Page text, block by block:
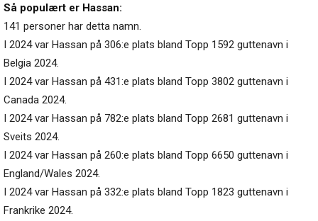
Så populært er Hassan:
141 personer har detta namn.
I 2024 var Hassan på 306:e plats bland Topp 1592 guttenavn i
Belgia 2024.
I 2024 var Hassan på 431:e plats bland Topp 3802 guttenavn i
Canada 2024.
I 2024 var Hassan på 782:e plats bland Topp 2681 guttenavn i
Sveits 2024.
I 2024 var Hassan på 260:e plats bland Topp 6650 guttenavn i
England/Wales 2024.
I 2024 var Hassan på 332:e plats bland Topp 1823 guttenavn i
Frankrike 2024.